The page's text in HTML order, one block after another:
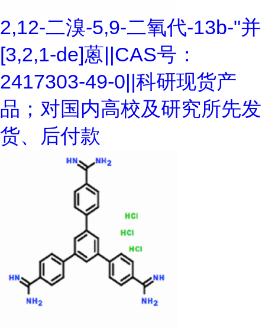
2,12-二溴-5,9-二氧代-13b-"并
[3,2,1-de]蒽||CAS号：
2417303-49-0||科研现货产
品；对国内高校及研究所先发
货、后付款